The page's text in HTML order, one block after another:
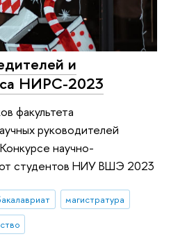
и
НИРС-2023
факультета
руководителей
научно-
студентов НИУ ВШЭ 2023
магистратура